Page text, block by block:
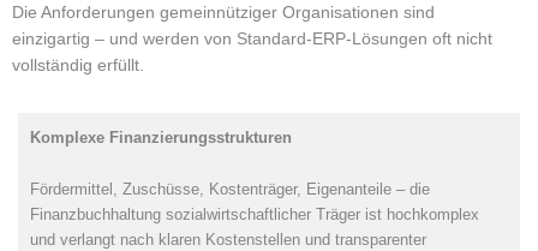
Die Anforderungen gemeinnütziger Organisationen sind
einzigartig – und werden von Standard-ERP-Lösungen oft nicht
vollständig erfüllt.
Komplexe Finanzierungsstrukturen
Fördermittel, Zuschüsse, Kostenträger, Eigenanteile – die
Finanzbuchhaltung sozialwirtschaftlicher Träger ist hochkomplex
und verlangt nach klaren Kostenstellen und transparenter